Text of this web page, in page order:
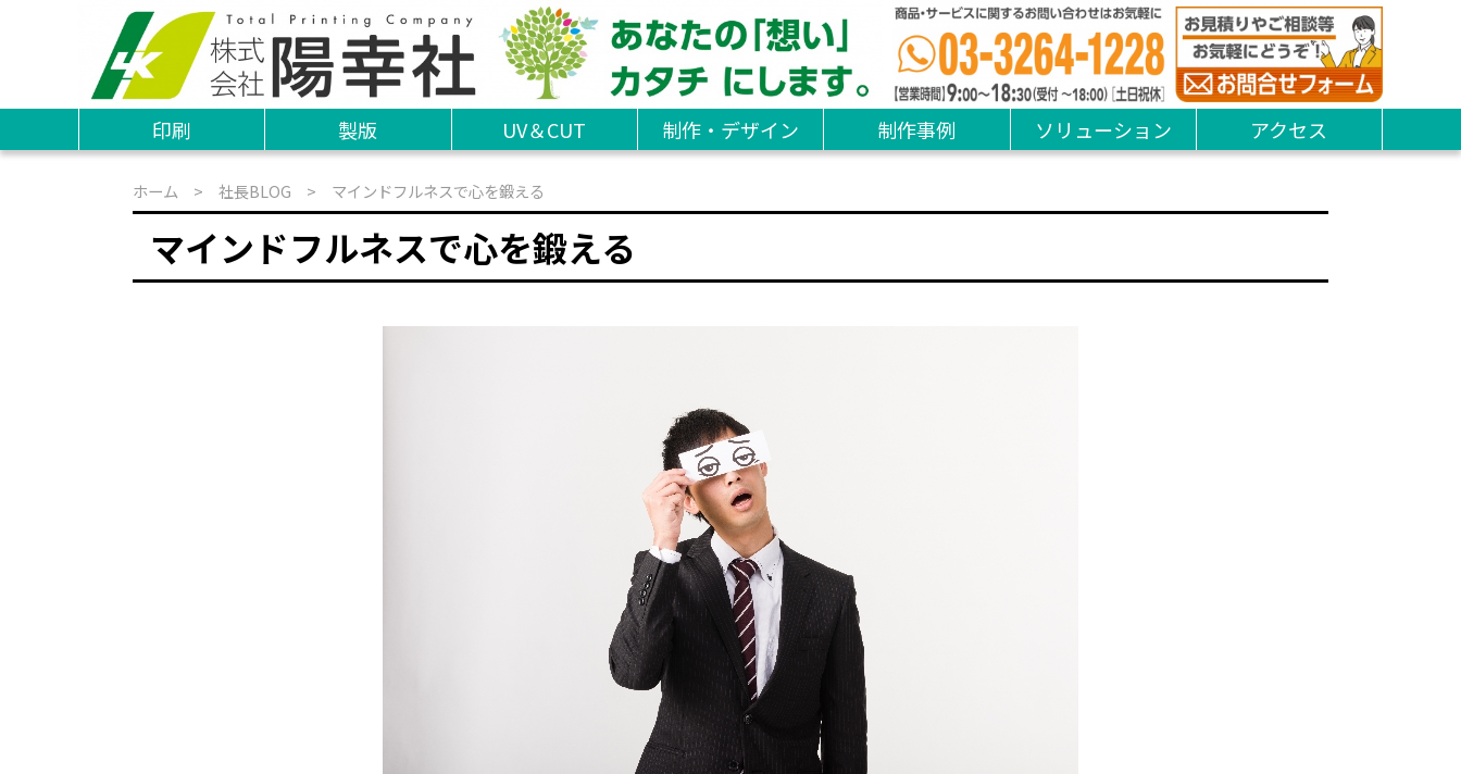
印刷 製版 UV＆CUT 制作・デザイン 制作事例 ソリューション アクセス
ホーム > 社長BLOG > マインドフルネスで心を鍛える
マインドフルネスで心を鍛える